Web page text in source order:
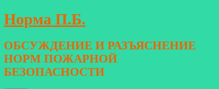
Перейти
к
Норма П.Б.
ОБСУЖДЕНИЕ И РАЗЪЯСНЕНИЕ
НОРМ ПОЖАРНОЙ
БЕЗОПАСНОСТИ